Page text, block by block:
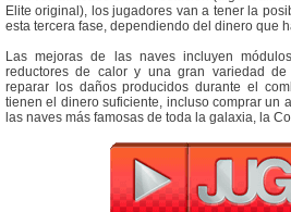
Elite original), los jugadores van a tener la
esta tercera fase, dependiendo del dinero que
Las mejoras de las naves incluyen
reductores de calor y una gran variedad
reparar los daños producidos durante el
tienen el dinero suficiente, incluso comprar un
las naves más famosas de toda la galaxia, la